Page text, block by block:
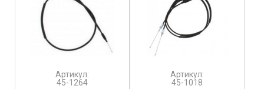
Артикул:
45-1264
Артикул:
45-1018